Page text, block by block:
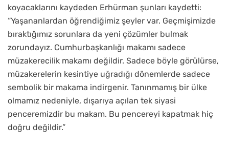
koyacaklarını kaydeden Erhürman şunları kaydetti:
“Yaşananlardan öğrendiğimiz şeyler var. Geçmişimizde
bıraktığımız sorunlara da yeni çözümler bulmak
zorundayız. Cumhurbaşkanlığı makamı sadece
müzakerecilik makamı değildir. Sadece böyle görülürse,
müzakerelerin kesintiye uğradığı dönemlerde sadece
sembolik bir makama indirgenir. Tanınmamış bir ülke
olmamız nedeniyle, dışarıya açılan tek siyasi
penceremizdir bu makam. Bu pencereyi kapatmak hiç
doğru değildir.”